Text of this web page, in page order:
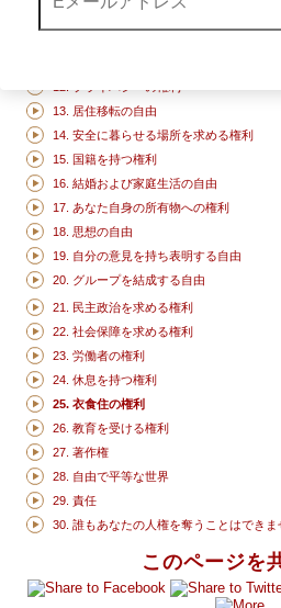
このページを
9. 不当な拘束の禁止
10. 裁判を受ける権利
13. 居住移転の自由
14. 安全に暮らせる場所を求める権利
15. 国籍を持つ権利
16. 結婚および家庭生活の自由
17. あなた自身の所有物への権利
18. 思想の自由
19. 自分の意見を持ち表明する自由
20. グループを結成する自由
21. 民主政治を求める権利
22. 社会保障を求める権利
23. 労働者の権利
24. 休息を持つ権利
25. 衣食住の権利
26. 教育を受ける権利
27. 著作権
28. 自由で平等な世界
29. 責任
30. 誰もあなたの人権を奪うことはできま